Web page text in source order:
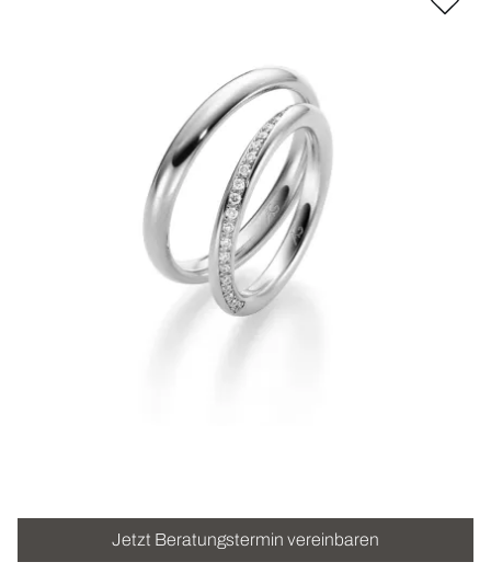
ROLEX
UHREN
SCHMUCK
HOCHZEIT
Jetzt Beratungstermin vereinbaren